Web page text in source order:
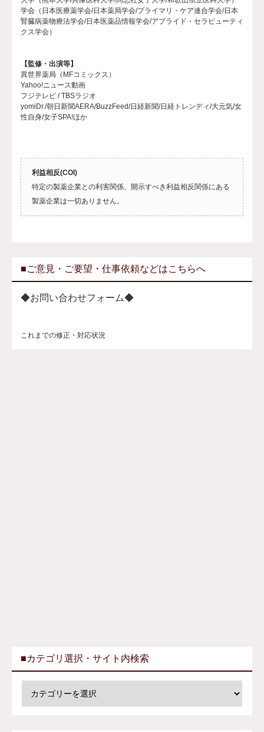
学会（日本医療薬学会/日本薬局学会/プライマリ・ケア連合学会/日本
腎臓病薬物療法学会/日本医薬品情報学会/アプライド・セラピューティ
クス学会）
【監修・出演等】
異世界薬局（MFコミックス）
Yahoo!ニュース動画
フジテレビ / TBSラジオ
yomiDr./朝日新聞AERA/BuzzFeed/日経新聞/日経トレンディ/大元気/女
性自身/女子SPA!ほか
利益相反(COI)
特定の製薬企業との利害関係、開示すべき利益相反関係にある
製薬企業は一切ありません。
■ご意見・ご要望・仕事依頼などはこちらへ
◆お問い合わせフォーム◆
これまでの修正・対応状況
■カテゴリ選択・サイト内検索